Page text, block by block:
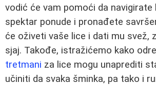
vodić će vam pomoći da
spektar ponude i pronađete
će oživeti vaše lice i dati mu svež,
sjaj. Takođe, istražićemo kako
tretmani za lice mogu unaprediti
učiniti da svaka šminka, pa tako i